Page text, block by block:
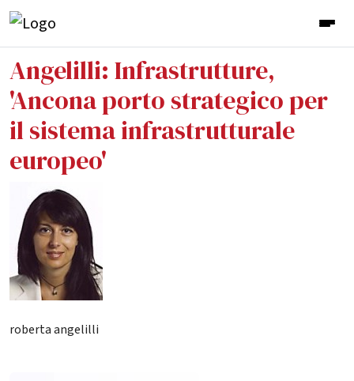
Angelilli: Infrastrutture,
'Ancona porto strategico per
il sistema infrastrutturale
europeo'
roberta angelilli